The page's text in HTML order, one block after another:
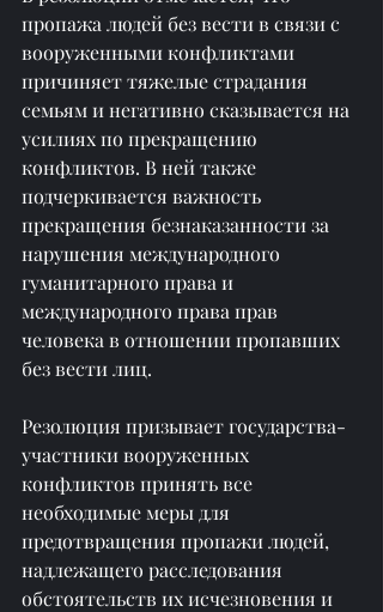
пропажа людей без вести в связи с
вооруженными конфликтами
причиняет тяжелые страдания
семьям и негативно сказывается на
усилиях по прекращению
конфликтов. В ней также
подчеркивается важность
прекращения безнаказанности за
нарушения международного
гуманитарного права и
международного права прав
человека в отношении пропавших
без вести лиц.
Резолюция призывает государства-
участники вооруженных
конфликтов принять все
необходимые меры для
предотвращения пропажи людей,
надлежащего расследования
обстоятельств их исчезновения и